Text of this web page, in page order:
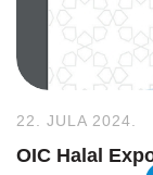
22. JULA 2024.
OIC Halal